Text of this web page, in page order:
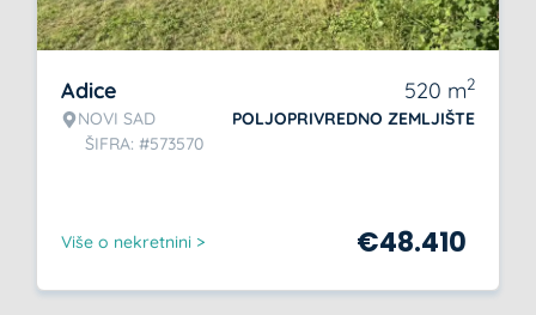
Adice
NOVI SAD
ŠIFRA: #573570
520 m2
POLJOPRIVREDNO ZEMLJIŠTE
Više o nekretnini > €48.410